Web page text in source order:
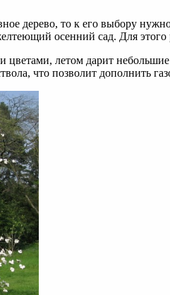
дерево, то к его выбору
осенний сад. Для
цветами, летом дарит
что позволит дополнить